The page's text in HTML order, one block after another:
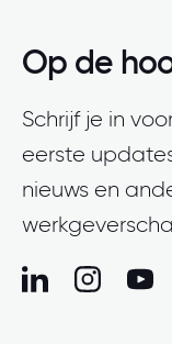
Op de
Schrijf je in
eerste
nieuws en